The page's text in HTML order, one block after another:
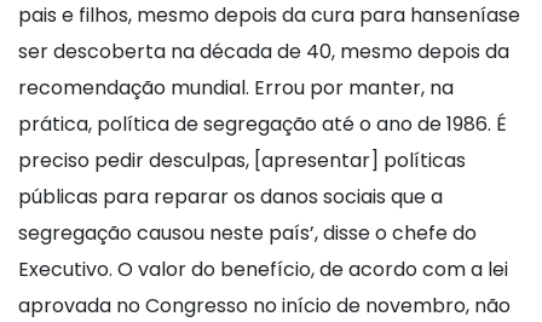
pais e filhos, mesmo depois da cura para hanseníase
ser descoberta na década de 40, mesmo depois da
recomendação mundial. Errou por manter, na
prática, política de segregação até o ano de 1986. É
preciso pedir desculpas, [apresentar] políticas
públicas para reparar os danos sociais que a
segregação causou neste país’, disse o chefe do
Executivo. O valor do benefício, de acordo com a lei
aprovada no Congresso no início de novembro, não